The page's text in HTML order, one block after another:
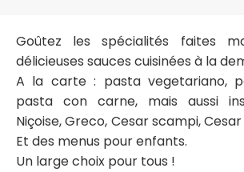
Goûtez les spécialités faites
délicieuses sauces cuisinées à la
A la carte : pasta vegetariano,
pasta con carne, mais aussi
Niçoise, Greco, Cesar scampi,
Et des menus pour enfants.
Un large choix pour tous !